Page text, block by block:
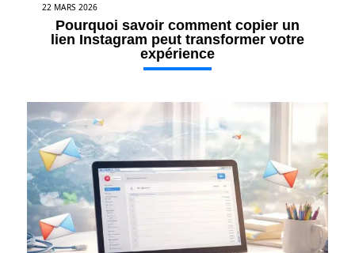
22 MARS 2026
Pourquoi savoir comment copier un
lien Instagram peut transformer votre
expérience